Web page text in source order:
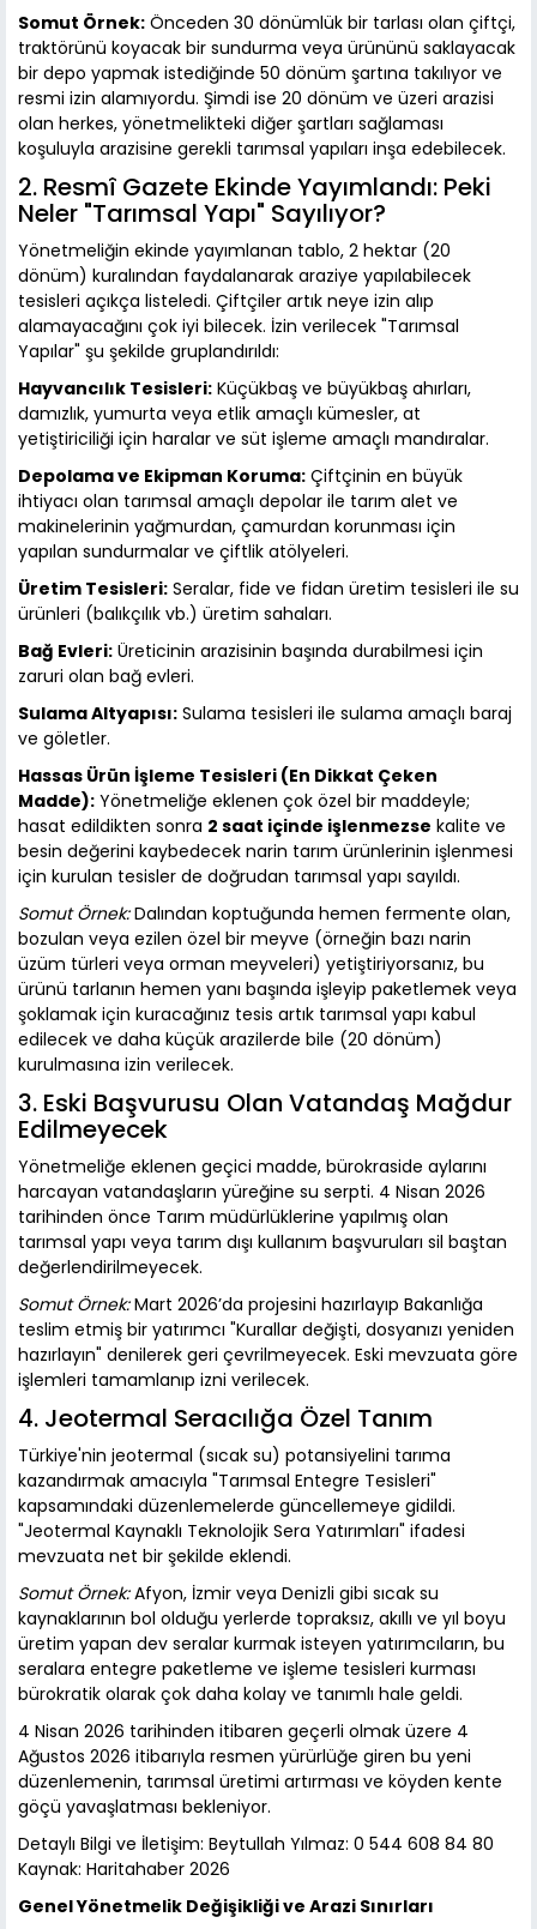
Somut Örnek: Önceden 30 dönümlük bir tarlası olan çiftçi,
traktörünü koyacak bir sundurma veya ürününü saklayacak
bir depo yapmak istediğinde 50 dönüm şartına takılıyor ve
resmi izin alamıyordu. Şimdi ise 20 dönüm ve üzeri arazisi
olan herkes, yönetmelikteki diğer şartları sağlaması
koşuluyla arazisine gerekli tarımsal yapıları inşa edebilecek.
2. Resmî Gazete Ekinde Yayımlandı: Peki
Neler "Tarımsal Yapı" Sayılıyor?
Yönetmeliğin ekinde yayımlanan tablo, 2 hektar (20
dönüm) kuralından faydalanarak araziye yapılabilecek
tesisleri açıkça listeledi. Çiftçiler artık neye izin alıp
alamayacağını çok iyi bilecek. İzin verilecek "Tarımsal
Yapılar" şu şekilde gruplandırıldı:
Hayvancılık Tesisleri: Küçükbaş ve büyükbaş ahırları,
damızlık, yumurta veya etlik amaçlı kümesler, at
yetiştiriciliği için haralar ve süt işleme amaçlı mandıralar.
Depolama ve Ekipman Koruma: Çiftçinin en büyük
ihtiyacı olan tarımsal amaçlı depolar ile tarım alet ve
makinelerinin yağmurdan, çamurdan korunması için
yapılan sundurmalar ve çiftlik atölyeleri.
Üretim Tesisleri: Seralar, fide ve fidan üretim tesisleri ile su
ürünleri (balıkçılık vb.) üretim sahaları.
Bağ Evleri: Üreticinin arazisinin başında durabilmesi için
zaruri olan bağ evleri.
Sulama Altyapısı: Sulama tesisleri ile sulama amaçlı baraj
ve göletler.
Hassas Ürün İşleme Tesisleri (En Dikkat Çeken
Madde): Yönetmeliğe eklenen çok özel bir maddeyle;
hasat edildikten sonra 2 saat içinde işlenmezse kalite ve
besin değerini kaybedecek narin tarım ürünlerinin işlenmesi
için kurulan tesisler de doğrudan tarımsal yapı sayıldı.
Somut Örnek:Dalından koptuğunda hemen fermente olan,
bozulan veya ezilen özel bir meyve (örneğin bazı narin
üzüm türleri veya orman meyveleri) yetiştiriyorsanız, bu
ürünü tarlanın hemen yanı başında işleyip paketlemek veya
şoklamak için kuracağınız tesis artık tarımsal yapı kabul
edilecek ve daha küçük arazilerde bile (20 dönüm)
kurulmasına izin verilecek.
3. Eski Başvurusu Olan Vatandaş Mağdur
Edilmeyecek
Yönetmeliğe eklenen geçici madde, bürokraside aylarını
harcayan vatandaşların yüreğine su serpti. 4 Nisan 2026
tarihinden önce Tarım müdürlüklerine yapılmış olan
tarımsal yapı veya tarım dışı kullanım başvuruları sil baştan
değerlendirilmeyecek.
Somut Örnek:Mart 2026’da projesini hazırlayıp Bakanlığa
teslim etmiş bir yatırımcı "Kurallar değişti, dosyanızı yeniden
hazırlayın" denilerek geri çevrilmeyecek. Eski mevzuata göre
işlemleri tamamlanıp izni verilecek.
4. Jeotermal Seracılığa Özel Tanım
Türkiye'nin jeotermal (sıcak su) potansiyelini tarıma
kazandırmak amacıyla "Tarımsal Entegre Tesisleri"
kapsamındaki düzenlemelerde güncellemeye gidildi.
"Jeotermal Kaynaklı Teknolojik Sera Yatırımları" ifadesi
mevzuata net bir şekilde eklendi.
Somut Örnek:Afyon, İzmir veya Denizli gibi sıcak su
kaynaklarının bol olduğu yerlerde topraksız, akıllı ve yıl boyu
üretim yapan dev seralar kurmak isteyen yatırımcıların, bu
seralara entegre paketleme ve işleme tesisleri kurması
bürokratik olarak çok daha kolay ve tanımlı hale geldi.
4 Nisan 2026 tarihinden itibaren geçerli olmak üzere 4
Ağustos 2026 itibarıyla resmen yürürlüğe giren bu yeni
düzenlemenin, tarımsal üretimi artırması ve köyden kente
göçü yavaşlatması bekleniyor.
Detaylı Bilgi ve İletişim: Beytullah Yılmaz: 0 544 608 84 80
Kaynak: Haritahaber 2026
Genel Yönetmelik Değişikliği ve Arazi Sınırları